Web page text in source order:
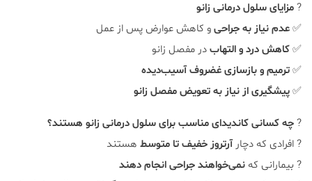
?مزایای سلول درمانی زانو
✅عدم نیاز به جراحیو کاهش عوارض پس از عمل
✅کاهش درد و التهابدر مفصل زانو
✅ترمیم و بازسازی غضروف آسیب‌دیده
✅پیشگیری از نیاز به تعویض مفصل زانو
?چه کسانی کاندیدای مناسب برای سلول درمانی زانو هستند؟
? افرادی که دچارآرتروز خفیف تا متوسط هستند
? بیمارانی کهنمی‌خواهند جراحی انجام دهند